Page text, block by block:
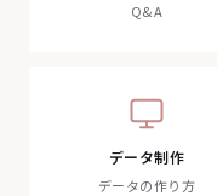
Q&A
データ制作
データの作り方